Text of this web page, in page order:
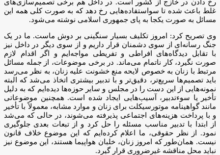
رخ دادن در خازج از کشور است. در داخل هم برخی تصمیم‌سازی‌های
غلط باعث شده تا سواستفاده‌هایی رخ دهد که به صورت کلی همه این
مسائل به صورت یکجا به پای جمهوری اسلامی نوشته می‌شود.
وی تصریح کرد: امروز تکلیف بسیار سنگینی بر دوش ماست. ما در یک
جنگ رسانه‌ای از سوی دشمنان قرار داریم و از سوی دیگر در داخل نیز
با تقابل دیدگاه‌های افراطی و تفریطی مواجه‌ایم و اگر اقدام لازم
صورت نگیرد، کار ناتمام می‌ماند. در برخی موضوعات، از جمله مسائل
مرتبط با زنان به خصوص لایحه منع خشونت علیه زنان، به نظر می‌رسد
باید تصمیم‌ها سریع‌تر، دقیق‌تر و با تدبیر بیشتری اتخاذ می‌شد که البته
نمونه‌هایی از این دست را در مجلس و سایر حوزه‌ها دیده‌ایم که به دلیل
تأخیر یا سوءتدبیر، آسیب‌هایی ایجاد شده است. همچنین موضوعاتی
مانند گواهینامه موتورسیکلت برای زنان و موارد مشابه، معمولاً با تأخیر
و با پرداخت هزینه‌های اجتماعی پذیرفته می‌شوند، در حالی که می‌شد
از ابتدا با تدبیر مناسب مسئله را حل کرد و از تبعات بعدی جلوگیری
نمود. از نظر حقوقی، ما اعلام کرده‌ایم که این موضوع خلاف قانون
نیست. همان‌طور که امروز زنان، خلبان هواپیما هستند، این موضوع نیز
نباید محل مناقشه غیرضروری قرار گیرد.